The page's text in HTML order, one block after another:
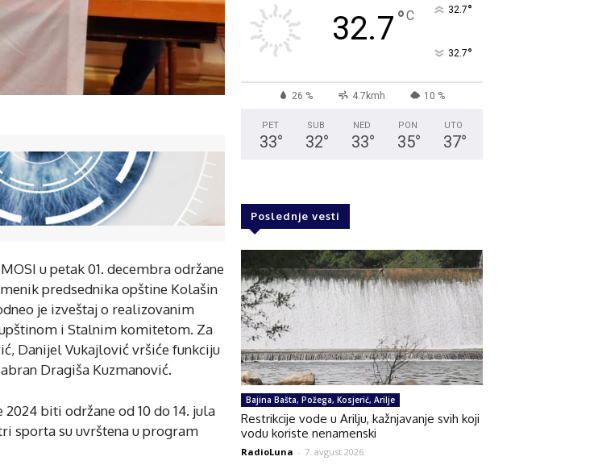
u petak 01. decembra održane
predsednika opštine Kolašin
je izveštaj o realizovanim
i Stalnim komitetom. Za
Danijel Vukajlović vršiće funkciju
Dragiša Kuzmanović.
biti održane od 10 do 14. jula
sporta su uvrštena u program
32.7°C 32.7°
32.7°
26 % 4.7kmh 10 %
PET
33°
SUB
32°
NED
33°
PON
35°
UTO
37°
Poslednje vesti
Bajina Bašta, Požega, Kosjerić, Arilje
Restrikcije vode u Arilju, kažnjavanje svih koji
vodu koriste nenamenski
RadioLuna - 7. avgust 2026.